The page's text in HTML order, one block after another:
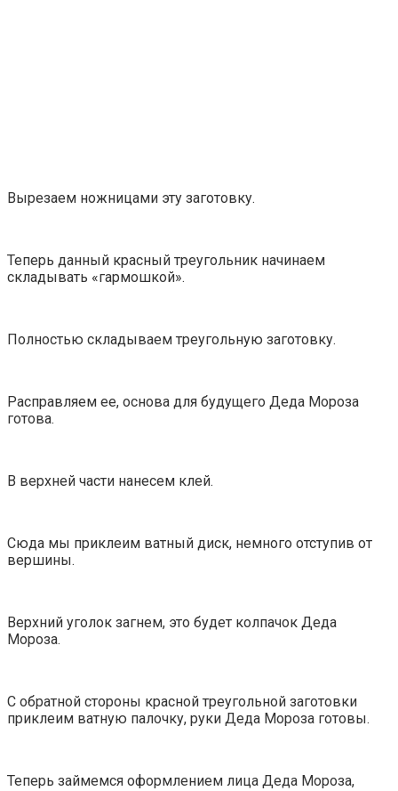
Вырезаем ножницами эту заготовку.
Теперь данный красный треугольник начинаем
складывать «гармошкой».
Полностью складываем треугольную заготовку.
Расправляем ее, основа для будущего Деда Мороза
готова.
В верхней части нанесем клей.
Сюда мы приклеим ватный диск, немного отступив от
вершины.
Верхний уголок загнем, это будет колпачок Деда
Мороза.
С обратной стороны красной треугольной заготовки
приклеим ватную палочку, руки Деда Мороза готовы.
Теперь займемся оформлением лица Деда Мороза,